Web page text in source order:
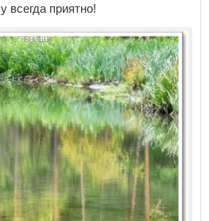
всегда приятно!